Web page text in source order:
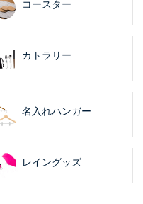
コースター
カトラリー
名入れハンガー
レイングッズ